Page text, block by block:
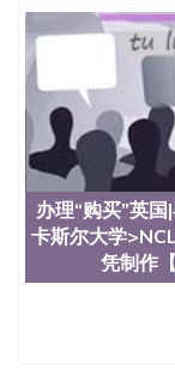
位认证、留学
凭学历、美国
学历、新西兰
551190476
University）圣
University）圣
University）圣
University）圣
University）圣
University）成
State
University）
University）圣
University）
University）
办理“购买”英
卡斯尔大学
凭制作